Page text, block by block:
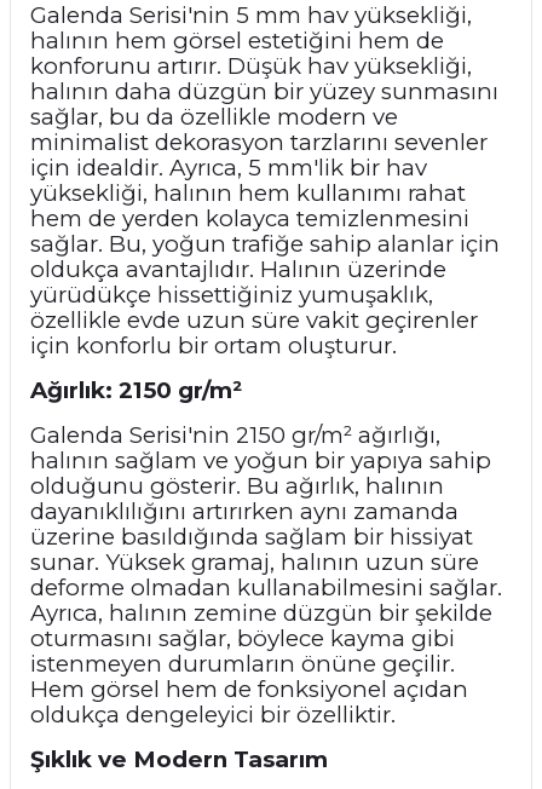
Galenda Serisi'nin 5 mm hav yüksekliği,
halının hem görsel estetiğini hem de
konforunu artırır. Düşük hav yüksekliği,
halının daha düzgün bir yüzey sunmasını
sağlar, bu da özellikle modern ve
minimalist dekorasyon tarzlarını sevenler
için idealdir. Ayrıca, 5 mm'lik bir hav
yüksekliği, halının hem kullanımı rahat
hem de yerden kolayca temizlenmesini
sağlar. Bu, yoğun trafiğe sahip alanlar için
oldukça avantajlıdır. Halının üzerinde
yürüdükçe hissettiğiniz yumuşaklık,
özellikle evde uzun süre vakit geçirenler
için konforlu bir ortam oluşturur.
Ağırlık: 2150 gr/m²
Galenda Serisi'nin 2150 gr/m² ağırlığı,
halının sağlam ve yoğun bir yapıya sahip
olduğunu gösterir. Bu ağırlık, halının
dayanıklılığını artırırken aynı zamanda
üzerine basıldığında sağlam bir hissiyat
sunar. Yüksek gramaj, halının uzun süre
deforme olmadan kullanabilmesini sağlar.
Ayrıca, halının zemine düzgün bir şekilde
oturmasını sağlar, böylece kayma gibi
istenmeyen durumların önüne geçilir.
Hem görsel hem de fonksiyonel açıdan
oldukça dengeleyici bir özelliktir.
Şıklık ve Modern Tasarım